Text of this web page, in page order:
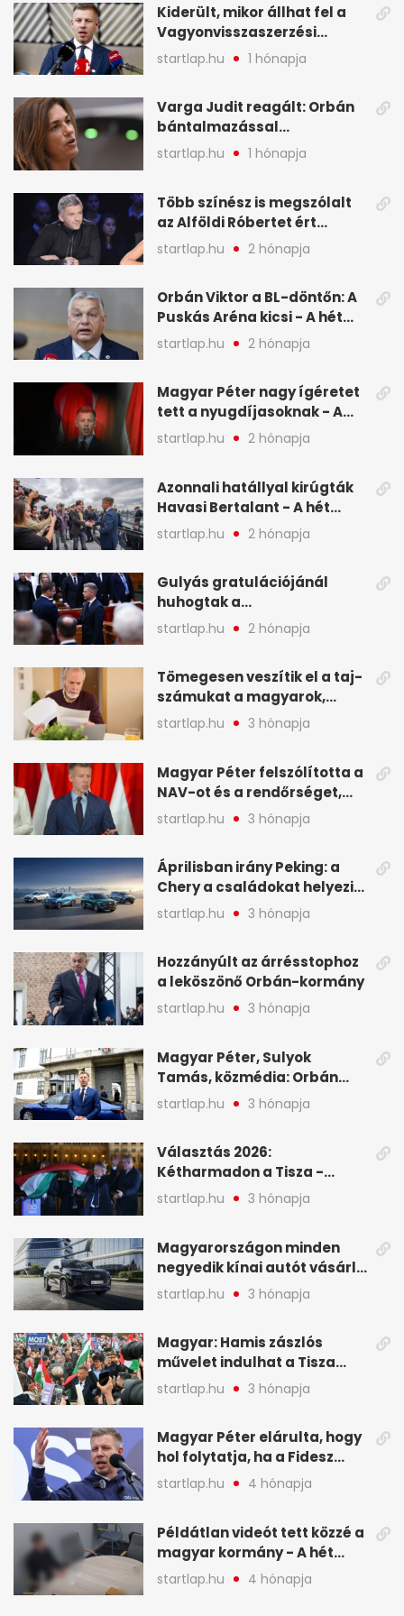
Kiderült, mikor állhat fel a
Vagyonvisszaszerzési
Hivatal - A hét legfontosabb
hírei képekben
startlap.hu 1 hónapja
Varga Judit reagált: Orbán
bántalmazással
kapcsolatban emlegette - A
hét legfontosabb hírei
startlap.hu 1 hónapja
Több színész is megszólalt
az Alföldi Róbertet ért
vádakról - A hét
legfontosabb hírei
startlap.hu 2 hónapja
Orbán Viktor a BL-döntőn: A
Puskás Aréna kicsi - A hét
legfontosabb hírei képeken
startlap.hu 2 hónapja
Magyar Péter nagy ígéretet
tett a nyugdíjasoknak - A
hét legfontosabb hírei
képekben
startlap.hu 2 hónapja
Azonnali hatállyal kirúgták
Havasi Bertalant - A hét
legfontosabb hírei
képekben
startlap.hu 2 hónapja
Gulyás gratulációjánál
huhogtak a
leghangosabban, miután
Magyart miniszterelnökké
legfontosabb hírei
képekben
startlap.hu 2 hónapja
Tömegesen veszítik el a taj-
számukat a magyarok,
sokak ellen eljárást indít a
NAV - A hét hírei képekben
startlap.hu 3 hónapja
Magyar Péter felszólította a
NAV-ot és a rendőrséget,
tartóztassák le a NER-es
oligarchákat - A hét
startlap.hu 3 hónapja
Áprilisban irány Peking: a
Chery a családokat helyezi
globális mobilitási
programja középpontjába
startlap.hu 3 hónapja
Hozzányúlt az árrésstophoz
a leköszönő Orbán-kormány
startlap.hu 3 hónapja
Magyar Péter, Sulyok
Tamás, közmédia: Orbán
Viktor április 13. óta hallgat,
közben pörögnek az
startlap.hu 3 hónapja
Választás 2026:
Kétharmadon a Tisza -
mutatjuk, hogyan alakulnak
a mandátumok
startlap.hu 3 hónapja
Magyarországon minden
negyedik kínai autót vásárló
a Chery mellett döntött (X)
startlap.hu 3 hónapja
Magyar: Hamis zászlós
művelet indulhat a Tisza
ellen a választás napján - A
hét legfontosabb eseményei
startlap.hu 3 hónapja
Magyar Péter elárulta, hogy
hol folytatja, ha a Fidesz
nyeri a választást - A hét
legfontosabb hírei
startlap.hu 4 hónapja
Példátlan videót tett közzé a
magyar kormány - A hét
legfontosabb hírei
képekben
startlap.hu 4 hónapja